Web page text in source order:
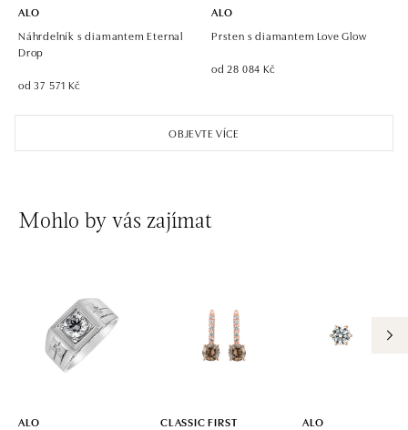
Einsteinova 18, 851 01 Bratislava
ALO diamonds OC Avion, Bratislava
Ivanská cesta 16, 821 04 Bratislava
ALO diamonds OC Eurovea, Bratislava
Pribinova 8, 811 09 Bratislava
tel.: +421 917 090 700, +421 918 777 670
OBJEVTE VÍCE
ALO
Náhrdelník s diamantem Eternal
Drop
od 37 571 Kč
ALO
Prsten s diamantem Love Glow
od 28 084 Kč
Mohlo by vás zajímat
ALO
CLASSIC FIRST
ALO